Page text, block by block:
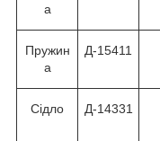
а
Пружин
а
Д-15411
Сідло Д-14331